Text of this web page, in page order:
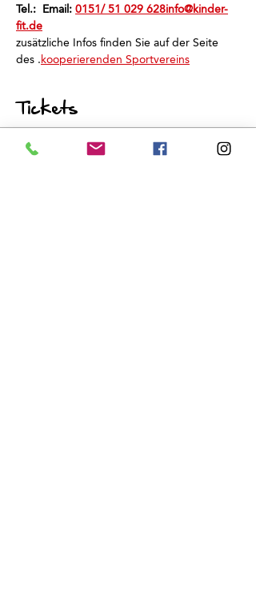
Tel.: Email: 0151/ 51 029 628info@kinder-
fit.de
zusätzliche Infos finden Sie auf der Seite
des .kooperierenden Sportvereins
Tickets
Sale ended